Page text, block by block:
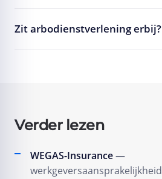
Zit arbodienstverlening erbij?
Verder lezen
WEGAS-Insurance—
werkgeversaansprakelijkheid